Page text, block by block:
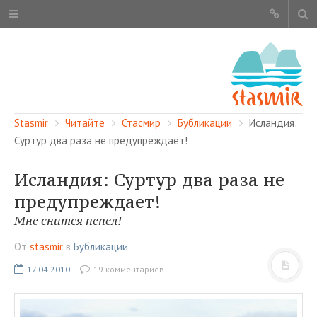
ОБ ЭТОМ САЙТЕ
АВТОРЫ
ЧИТАЙТЕ
СМОТРИТЕ
НАШИ УСЛУГИ
Stasmir Читайте Стасмир Бубликации
Исландия:
Суртур два раза не предупреждает!
Исландия: Суртур два раза не
предупреждает!
Мне снится пепел!
От stasmir в Бубликации
17.04.2010 19 комментариев